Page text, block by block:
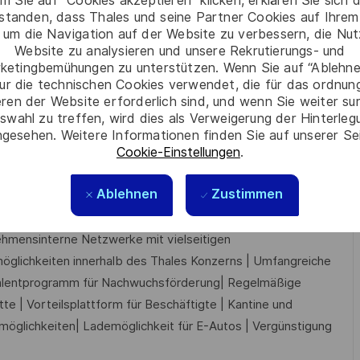
dass Thales und seine Partner Cookies auf
um die Navigation auf der Website zu verbessern, die
Website zu analysieren und unsere Rekrutierungs- und
zu unterstützen. Wenn Sie auf
die technischen Cookies verwendet, die für das
der Website erforderlich sind, und wenn Sie weiter
zu treffen, wird dies als Verweigerung der
Weitere Informationen finden Sie auf unserer
Cookie-Einstellungen.
Ablehnen Zustimmen
SAP
sowie Verhandlungsgeschick, Selbstständigkeit
Teilzeitmodelle zur Förderung der Vereinbarkeit von
| Aktienbeteiligungsprogramm „Sharing
Netzwerke mit vielseitigen
innerhalb des Thales Konzerns | Umfangreiche
für Nachwuchsförderung| Regelmäßige
| Vorteilsplattform für Beschäftigte | Kantine und
Lademöglichkeit für E-Autos | Vergünstigung